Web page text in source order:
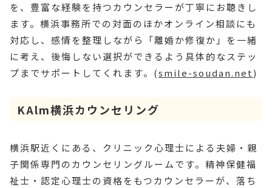
を、豊富な経験を持つカウンセラーが丁寧にお聴きし
ます。横浜事務所での対面のほかオンライン相談にも
対応し、感情を整理しながら「離婚か修復か」を一緒
に考え、後悔しない選択ができるよう具体的なステッ
プまでサポートしてくれます。(smile-soudan.net)
KAlm横浜カウンセリング
横浜駅近くにある、クリニック心理士による夫婦・親
子関係専門のカウンセリングルームです。精神保健福
祉士・認定心理士の資格をもつカウンセラーが、落ち